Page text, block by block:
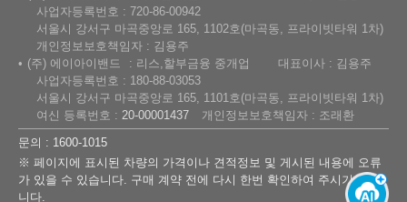
사업자등록번호 : 720-86-00942
서울시 강서구 마곡중앙로 165, 1102호(마곡동, 프라이빗타워 1차)
개인정보보호책임자 : 김용주
(주) 에이아이밴드
리스,할부금융 중개업
대표이사 : 김용주
사업자등록번호 : 180-88-03053
서울시 강서구 마곡중앙로 165, 1101호(마곡동, 프라이빗타워 1차)
여신 등록번호 : 20-00001437
개인정보보호책임자 : 조래환
문의 : 1600-1015
※ 페이지에 표시된 차량의 가격이나 견적정보 및 게시된 내용에 오류
가 있을 수 있습니다. 구매 계약 전에 다시 한번 확인하여 주시기 바랍
니다.